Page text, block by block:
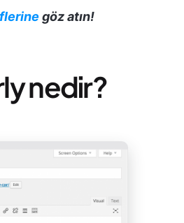
göz atın!
nedir?